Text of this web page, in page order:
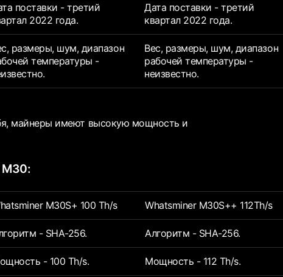
поставки - третий
2022 года.
Дата поставки - третий
квартал 2022 года.
размеры, шум, диапазон
температуры -
Вес, размеры, шум, диапазон
рабочей температуры -
неизвестно.
майнеры имеют высокую мощность и
M30S+ 100 Th/s Whatsminer M30S++ 112Th/s
- SHA-256. Алгоритм - SHA-256.
- 100 Th/s. Мощность - 112 Th/s.